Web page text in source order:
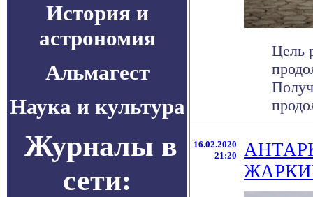
История и
астрономия
Альмагест
Наука и культура
Журналы в
сети:
Цель
16.02.2020
21:20